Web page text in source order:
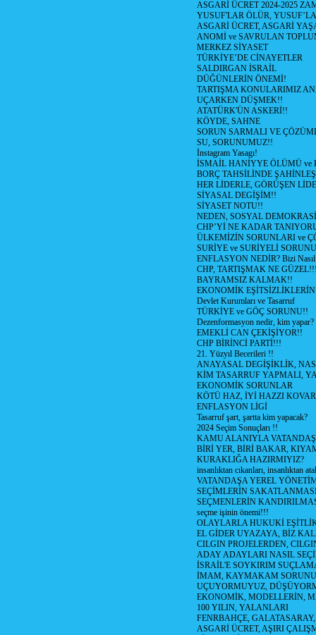
ASGARİ ÜCRET 2024-2025
YUSUF'LAR ÖLÜR,
ASGARİ ÜCRET, ASGARİ
ANOMİ ve SAVRULAN
MERKEZ SİYASET
TÜRKİYE’DE CİNAYETLER
SALDIRGAN İSRAİL
DÜĞÜNLERİN ÖNEMİ!
TARTIŞMA KONULARIMIZ
UÇARKEN DÜŞMEK!!
ATATÜRK'ÜN ASKERİ!!
KÖYDE, SAHNE
SORUN SARMALI VE
SU, SORUNUMUZ!!
İnstagram Yasagı!
İSMAİL HANİYYE ÖLÜMÜ ve
BORÇ TAHSİLİNDE
HER LİDERLE, GÖRÜŞEN
SİYASAL DEGİŞİM!!
SİYASET NOTU!!
NEDEN, SOSYAL
CHP’Yİ NE KADAR
ÜLKEMİZİN SORUNLARI ve
SURİYE ve SURİYELİ
ENFLASYON NEDİR? Bizi
CHP, TARTIŞMAK NE
BAYRAMSIZ KALMAK!!
EKONOMİK
Devlet Kurumları ve Tasarruf
TÜRKİYE ve GÖÇ SORUNU!!
Dezenformasyon nedir, kim yapar?
EMEKLİ CAN ÇEKİŞİYOR!!
CHP BİRİNCİ PARTİ!!!
21. Yüzyıl Becerileri !!
ANAYASAL DEGİŞİKLİK,
KİM TASARRUF YAPMALI,
EKONOMİK SORUNLAR
KÖTÜ HAZ, İYİ HAZZI
ENFLASYON LİGİ
Tasarruf şart, şartta kim yapacak?
2024 Seçim Sonuçları !!
KAMU ALANIYLA
BİRİ YER, BİRİ BAKAR,
KURAKLIĞA HAZIRMIYIZ?
insanlıktan cıkanları, insanlıktan
VATANDAŞA YEREL
SEÇİMLERİN
SEÇMENLERİN
seçme işinin önemi!!!
OLAYLARLA HUKUKİ
EL GİDER UYAZAYA, BİZ
CILGIN PROJELERDEN,
ADAY ADAYLARI NASIL
İSRAİL'E SOYKIRIM
İMAM, KAYMAKAM SORUNU
UÇUYORMUYUZ,
EKONOMİK, MODELLERİN,
100 YILIN, YALANLARI
FENRBAHÇE,
ASGARİ ÜCRET, AŞIRI